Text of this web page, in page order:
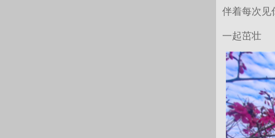
伴着每次见
一起茁壮